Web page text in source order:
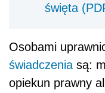
święta
Osobami
świadczenia są:
opiekun prawny